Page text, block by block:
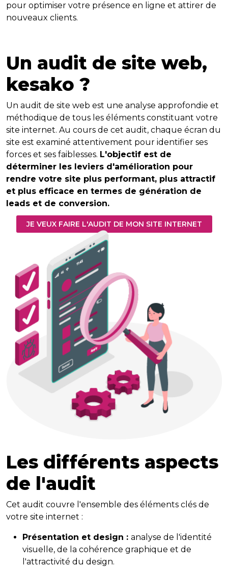
pour optimiser votre présence en ligne et attirer de
nouveaux clients.
Un audit de site web,
kesako ?
Un audit de site web est une analyse approfondie et
méthodique de tous les éléments constituant votre
site internet. Au cours de cet audit, chaque écran du
site est examiné attentivement pour identifier ses
forces et ses faiblesses. L'objectif est de
déterminer les leviers d'amélioration pour
rendre votre site plus performant, plus attractif
et plus efficace en termes de génération de
leads et de conversion.
JE VEUX FAIRE L'AUDIT DE MON SITE INTERNET
Les différents aspects
de l'audit
Cet audit couvre l'ensemble des éléments clés de
votre site internet :
Présentation et design : analyse de l'identité
visuelle, de la cohérence graphique et de
l'attractivité du design.